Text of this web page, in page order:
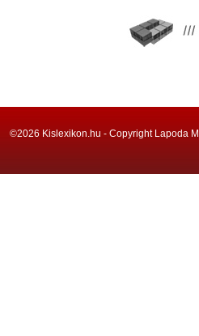
©2026 Kislexikon.hu - Copyright Lapoda